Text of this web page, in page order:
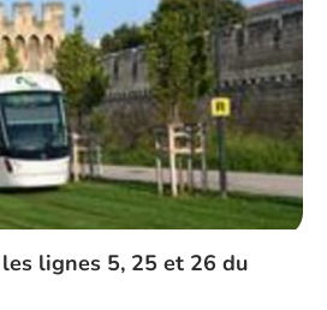
lignes 5, 25 et 26 du